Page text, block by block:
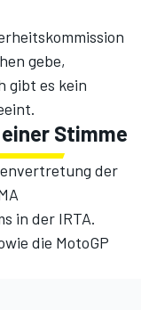
gebe,
gibt es kein
Stimme
der
in der IRTA.
die MotoGP